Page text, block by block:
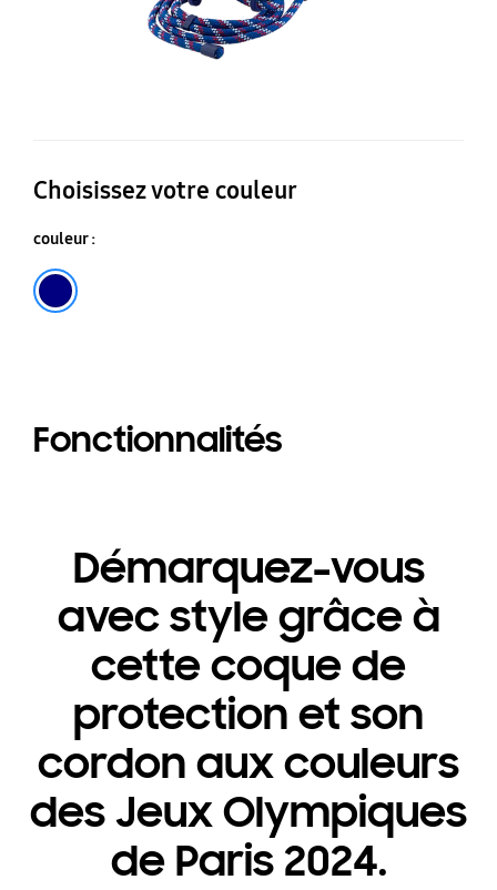
Choisissez votre couleur
couleur :
Fonctionnalités
Démarquez-vous
avec style grâce à
cette coque de
protection et son
cordon aux couleurs
des Jeux Olympiques
de Paris 2024.